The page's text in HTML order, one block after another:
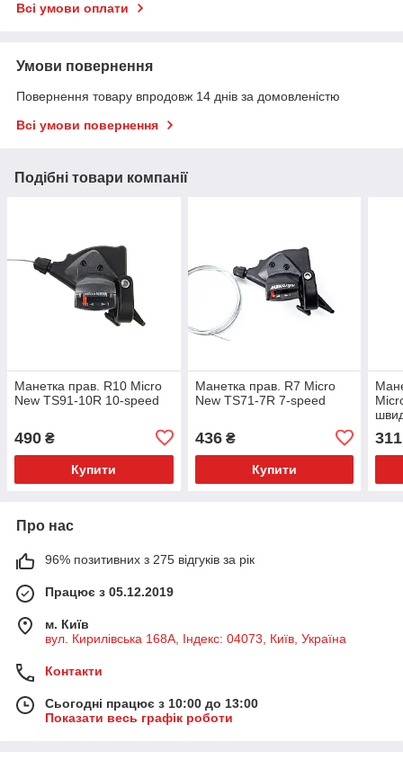
Всі умови оплати
Умови повернення
Повернення товару впродовж 14 днів за домовленістю
Всі умови повернення
Подібні товари компанії
Манетка прав. R10 Micro
New TS91-10R 10-speed
490 ₴
Купити
Манетка прав. R7 Micro
New TS71-7R 7-speed
436₴
Купити
311
Про нас
96% позитивних з 275 відгуків за рік
Працює з 05.12.2019
м. Київ
вул. Кирилівська 168A, Індекс: 04073, Київ, Україна
Контакти
Сьогодні працює з 10:00 до 13:00
Показати весь графік роботи